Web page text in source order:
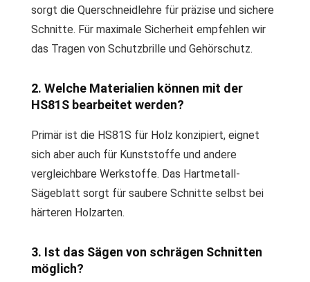
sorgt die Querschneidlehre für präzise und sichere
Schnitte. Für maximale Sicherheit empfehlen wir
das Tragen von Schutzbrille und Gehörschutz.
2. Welche Materialien können mit der
HS81S bearbeitet werden?
Primär ist die HS81S für Holz konzipiert, eignet
sich aber auch für Kunststoffe und andere
vergleichbare Werkstoffe. Das Hartmetall-
Sägeblatt sorgt für saubere Schnitte selbst bei
härteren Holzarten.
3. Ist das Sägen von schrägen Schnitten
möglich?